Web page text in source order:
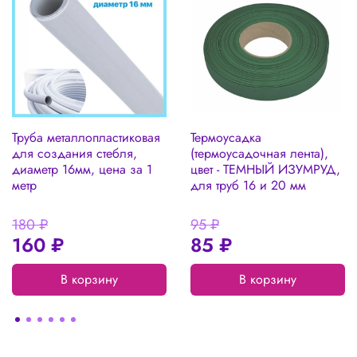
Труба металлопластиковая
для создания стебля,
диаметр 16мм, цена за 1
метр
180 ₽
160 ₽
В корзину
Термоусадка
(термоусадочная лента),
цвет - ТЕМНЫЙ ИЗУМРУД,
для труб 16 и 20 мм
95 ₽
85 ₽
В корзину